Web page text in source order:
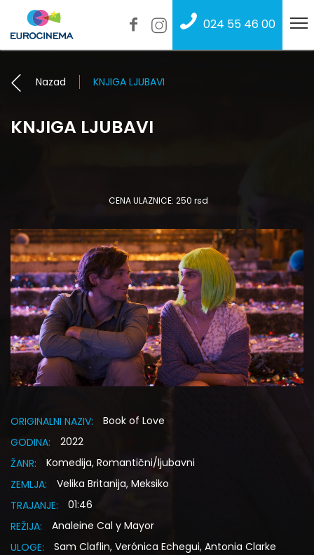
024 55 46 00
Nazad KNJIGA LJUBAVI
KNJIGA LJUBAVI
CENA ULAZNICE: 250 rsd
ORIGINALNI NAZIV:
Book of Love
GODINA:
2022
ŽANR:
Komedija, Romantični/ljubavni
ZEMLJA:
Velika Britanija, Meksiko
TRAJANJE:
01:46
REŽIJA:
Analeine Cal y Mayor
ULOGE:
Sam Claflin, Verónica Echegui, Antonia Clarke